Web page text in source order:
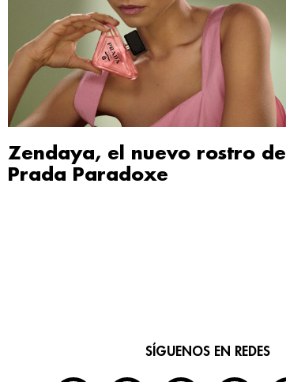
Zendaya, el nuevo rostro de
Prada Paradoxe
SÍGUENOS EN REDES